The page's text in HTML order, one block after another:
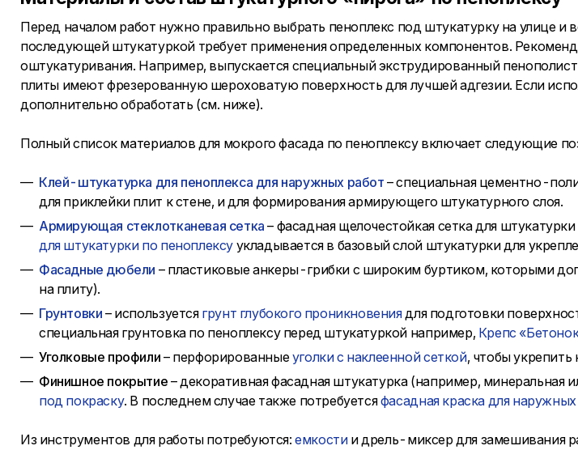
Перед началом работ нужно правильно выбрать пеноплекс под штукатурку на улице
последующей штукатуркой требует применения определенных компонентов.
оштукатуривания. Например, выпускается специальный экструдированный
плиты имеют фрезерованную шероховатую поверхность для лучшей адгезии. Если
дополнительно обработать (см. ниже).
Полный список материалов для мокрого фасада по пеноплексу включает следующие
Клей-штукатурка для пеноплекса для наружных работ – специальная цементно-
для приклейки плит к стене, и для формирования армирующего штукатурного слоя.
Армирующая стеклотканевая сетка – фасадная щелочестойкая сетка для
для штукатурки по пеноплексуукладывается в базовый слой штукатурки для
Фасадные дюбели – пластиковые анкеры-грибки с широким буртиком, которыми
на плиту).
Грунтовки – используется грунт глубокого проникновениядля подготовки
специальная грунтовка по пеноплексу перед штукатуркой например, Крепс
Уголковые профили – перфорированныеуголки с наклеенной сеткой, чтобы
Финишное покрытие – декоративная фасадная штукатурка (например, минеральная
под покраску. В последнем случае также потребуетсяфасадная краска для
Из инструментов для работы потребуются:емкостии дрель-миксер для замешивания